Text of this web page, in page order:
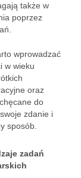
także w
poprzez
wprowadzać
w wieku
oraz
do
zdanie i
sposób.
zadań